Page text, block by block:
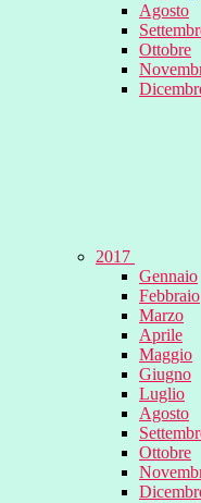
Agosto
Ottobre
2017
Gennaio
Febbraio
Marzo
Aprile
Maggio
Giugno
Luglio
Agosto
Ottobre